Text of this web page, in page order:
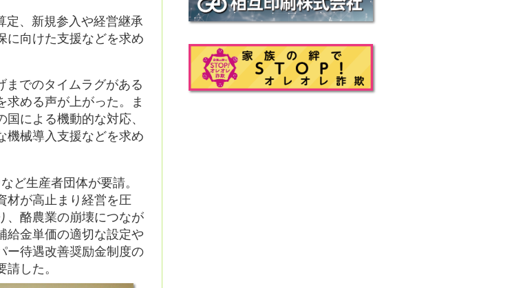
定、新規参入や経営継承
に向けた支援などを求め
でのタイムラグがある
求める声が上がった。ま
による機動的な対応、
機械導入支援などを求め
ど生産者団体が要請。
材が高止まり経営を圧
、酪農業の崩壊につなが
給金単価の適切な設定や
ー待遇改善奨励金制度の
した。